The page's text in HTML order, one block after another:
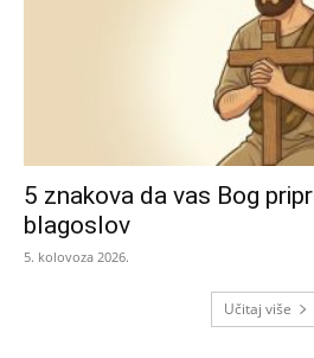
5 znakova da vas Bog
blagoslov
5. kolovoza 2026.
Učitaj više